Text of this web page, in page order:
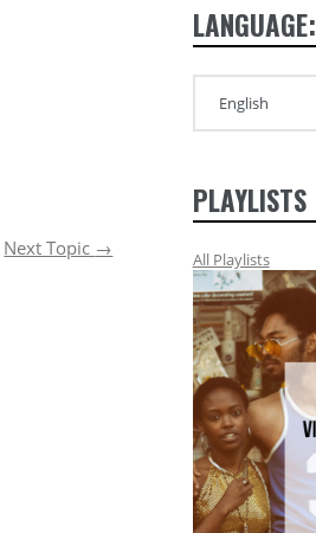
Next Topic →
LANGUAGE:
PLAYLISTS
All Playlists